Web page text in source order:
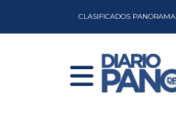
CLASIFICADOS PANORAMA